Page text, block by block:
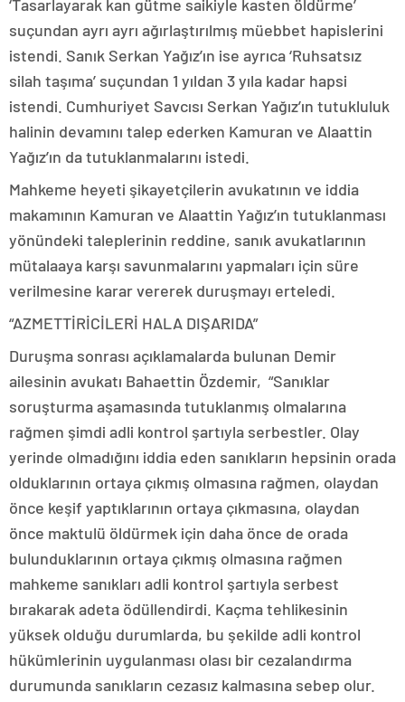
‘Tasarlayarak kan gütme saikiyle kasten öldürme’
suçundan ayrı ayrı ağırlaştırılmış müebbet hapislerini
istendi. Sanık Serkan Yağız’ın ise ayrıca ‘Ruhsatsız
silah taşıma’ suçundan 1 yıldan 3 yıla kadar hapsi
istendi. Cumhuriyet Savcısı Serkan Yağız’ın tutukluluk
halinin devamını talep ederken Kamuran ve Alaattin
Yağız’ın da tutuklanmalarını istedi.
Mahkeme heyeti şikayetçilerin avukatının ve iddia
makamının Kamuran ve Alaattin Yağız’ın tutuklanması
yönündeki taleplerinin reddine, sanık avukatlarının
mütalaaya karşı savunmalarını yapmaları için süre
verilmesine karar vererek duruşmayı erteledi.
“AZMETTİRİCİLERİ HALA DIŞARIDA”
Duruşma sonrası açıklamalarda bulunan Demir
ailesinin avukatı Bahaettin Özdemir, “Sanıklar
soruşturma aşamasında tutuklanmış olmalarına
rağmen şimdi adli kontrol şartıyla serbestler. Olay
yerinde olmadığını iddia eden sanıkların hepsinin orada
olduklarının ortaya çıkmış olmasına rağmen, olaydan
önce keşif yaptıklarının ortaya çıkmasına, olaydan
önce maktulü öldürmek için daha önce de orada
bulunduklarının ortaya çıkmış olmasına rağmen
mahkeme sanıkları adli kontrol şartıyla serbest
bırakarak adeta ödüllendirdi. Kaçma tehlikesinin
yüksek olduğu durumlarda, bu şekilde adli kontrol
hükümlerinin uygulanması olası bir cezalandırma
durumunda sanıkların cezasız kalmasına sebep olur.